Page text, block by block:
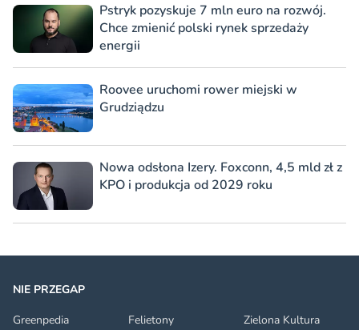
Pstryk pozyskuje 7 mln euro na rozwój.
Chce zmienić polski rynek sprzedaży
energii
Roovee uruchomi rower miejski w
Grudziądzu
Nowa odsłona Izery. Foxconn, 4,5 mld zł z
KPO i produkcja od 2029 roku
NIE PRZEGAP
Greenpedia
Felietony Zielona Kultura